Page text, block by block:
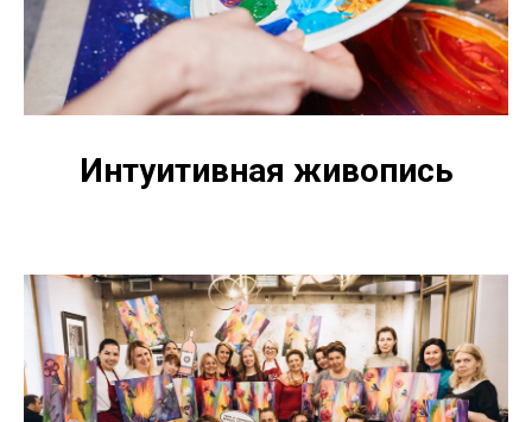
Интуитивная живопись